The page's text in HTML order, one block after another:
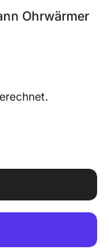
Ohrwärmer